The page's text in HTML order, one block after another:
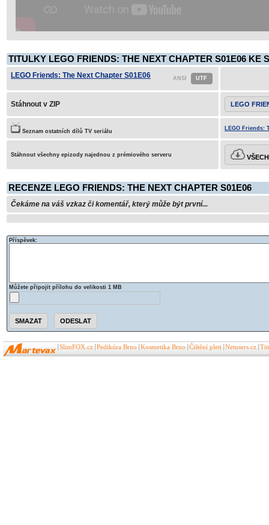
TITULKY LEGO FRIENDS: THE NEXT CHAPTER S01E06 KE
LEGO Friends: The Next Chapter S01E06
Stáhnout v ZIP LEGO
Seznam ostatních dílů TV seriálu LEGO Friends:
Stáhnout všechny epizody najednou z prémiového serveru
RECENZE LEGO FRIENDS: THE NEXT CHAPTER S01E06
Čekáme na váš vzkaz či komentář, který může být první...
Příspěvek:
Můžete připojit přílohu do velikosti 1 MB
SlimFOX.cz Pedikúra Brno Kosmetika Brno Čištění pleti Netusers.cz